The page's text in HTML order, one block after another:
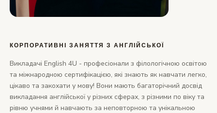
КОРПОРАТИВНІ ЗАНЯТТЯ З АНГЛІЙСЬКОЇ
Викладачі English 4U - професіонали з філологічною освітою
та міжнародною сертифікацією, які знають як навчати легко,
цікаво та закохати у мову! Вони мають багаторічний досвід
викладання англійської у різних сферах, з різними по віку та
рівню учнями й навчають за неповторною та унікальною